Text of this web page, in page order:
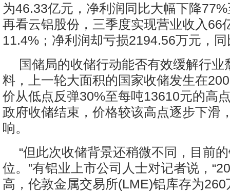
为46.33亿元，净利润同比大幅下降
再看云铝股份，三季度实现营业收入66
11.4%；净利润却亏损2194.56万元，
国储局的收储行动能否有效缓解行业
料，上一轮大面积的国家收储发生在
价从低点反弹30%至每吨13610元的高
政府收储结束，价格较该高点逐步下滑
响。
“但此次收储背景还稍微不同，目前
位。”有铝业上市公司人士对记者说，
高，伦敦金属交易所(LME)铝库存为